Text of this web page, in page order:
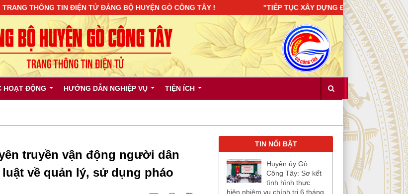
HOẠT ĐỘNG HƯỚNG DẪN NGHIỆP VỤ TIỆN ÍCH
TIN ĐIỆN TỬ ĐẢNG BỘ HUYỆN GÒ CÔNG TÂY ! "TIẾP TỤC XÂY DỰNG ĐẢNG BỘ TRONG SẠCH, VỮNG
truyền vận động người dân
về quản lý, sử dụng pháo
TIN NỔI BẬT
Huyện ủy Gò
Công Tây: Sơ kết
tình hình thực
hiện nhiệm vụ chính trị 6 tháng